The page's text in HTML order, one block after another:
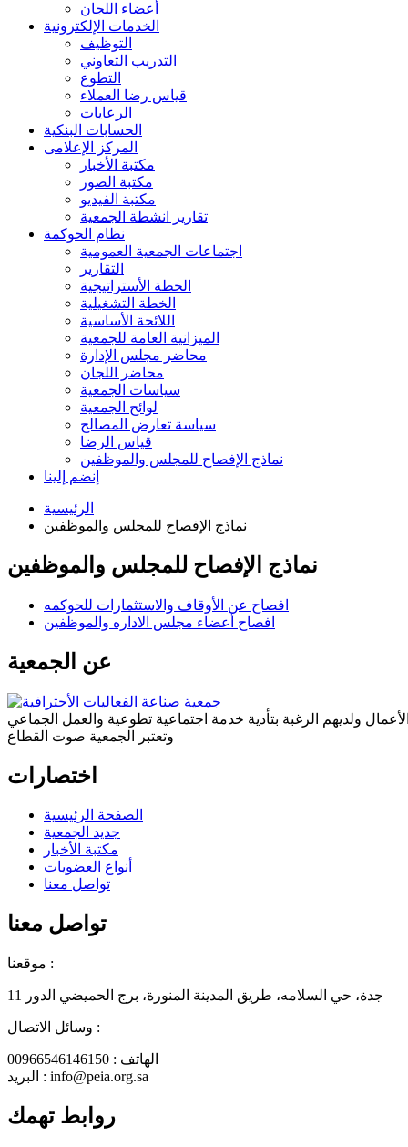
أعضاء اللجان
الخدمات الإلكترونية
التوظيف
التدريب التعاوني
التطوع
قياس رضا العملاء
الرعايات
الحسابات البنكية
المركز الإعلامى
مكتبة الأخبار
مكتبة الصور
مكتبة الفيديو
تقارير انشطة الجمعية
نظام الحوكمة
اجتماعات الجمعية العمومية
التقارير
الخطة الأستراتيجية
الخطة التشغيلية
اللائحة الأساسية
الميزانية العامة للجمعية
محاضر مجلس الإدارة
محاضر اللجان
سياسات الجمعية
لوائح الجمعية
سياسة تعارض المصالح
قياس الرضا
نماذج الإفصاح للمجلس والموظفين
إنضم إلينا
الرئيسية
نماذج الإفصاح للمجلس والموظفين
نماذج الإفصاح للمجلس والموظفين
افصاح عن الأوقاف والاستثمارات للحوكمه
افصاح أعضاء مجلس الاداره والموظفين
عن الجمعية
ولديهم الرغبة بتأدية خدمة اجتماعية تطوعية والعمل الجماعي
وتعتبر الجمعية صوت القطاع
اختصارات
الصفحة الرئيسية
جديد الجمعية
مكتبة الأخبار
أنواع العضويات
تواصل معنا
تواصل معنا
موقعنا :
جدة، حي السلامه، طريق المدينة المنورة، برج الحميضي الدور 11
وسائل الاتصال :
الهاتف : 00966546146150
البريد : info@peia.org.sa
روابط تهمك